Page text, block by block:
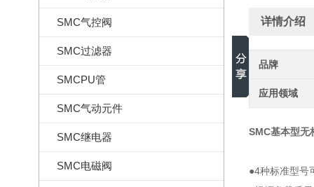
SMC气控阀
SMC过滤器
SMCPU管
SMC气动元件
SMC继电器
SMC电磁阀
详情介绍
品牌
应用领域
SMC基本型无
●4种标准型号